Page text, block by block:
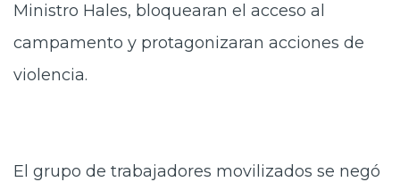
Ministro Hales, bloquearan el acceso al
campamento y protagonizaran acciones de
violencia.
El grupo de trabajadores movilizados se negó